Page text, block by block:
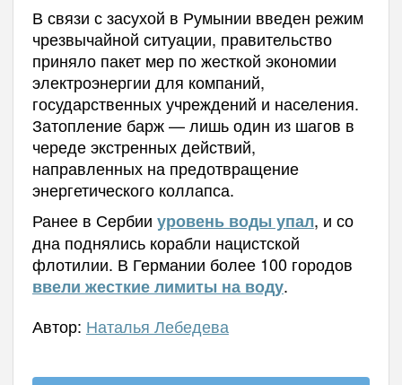
В связи с засухой в Румынии введен режим
чрезвычайной ситуации, правительство
приняло пакет мер по жесткой экономии
электроэнергии для компаний,
государственных учреждений и населения.
Затопление барж — лишь один из шагов в
череде экстренных действий,
направленных на предотвращение
энергетического коллапса.
Ранее в Сербии уровень воды упал, и со
дна поднялись корабли нацистской
флотилии. В Германии более 100 городов
ввели жесткие лимиты на воду.
Автор: Наталья Лебедева